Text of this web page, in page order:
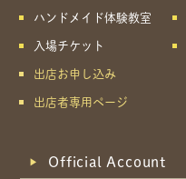
ハンドメイド体験教室
入場チケット
出店お申し込み
出店者専用ページ
Official Account